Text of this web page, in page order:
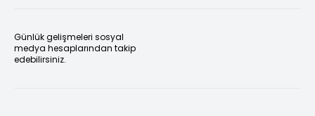
Günlük gelişmeleri sosyal
medya hesaplarından takip
edebilirsiniz.